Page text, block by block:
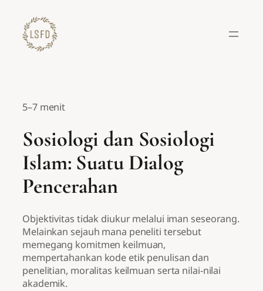
konten
5–7 menit
Sosiologi dan Sosiologi
Islam: Suatu Dialog
Pencerahan
Objektivitas tidak diukur melalui iman seseorang.
Melainkan sejauh mana peneliti tersebut
memegang komitmen keilmuan,
mempertahankan kode etik penulisan dan
penelitian, moralitas keilmuan serta nilai-nilai
akademik.